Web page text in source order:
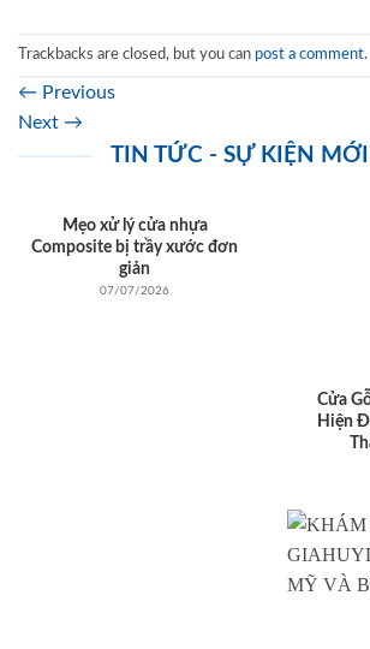
Trackbacks are closed, but you can post a comment.
← Previous
Next →
TIN TỨC - SỰ KIỆN
Mẹo xử lý cửa nhựa
Composite bị trầy xước đơn
giản
07/07/2026
Cửa
Hiện